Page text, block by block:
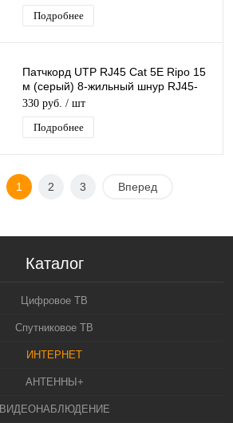
Подробнее
Патчкорд UTP RJ45 Cat 5E Ripo 15
м (серый) 8-жильный шнур RJ45-
RJ45 для соединения сетевых
устройств
330 руб. / шт
Подробнее
1 2 3 Вперед
Каталог
Цифровое ТВ
Спутниковое ТВ
ИНТЕРНЕТ
АНТЕННЫ+
ВИДЕОНАБЛЮДЕНИЕ